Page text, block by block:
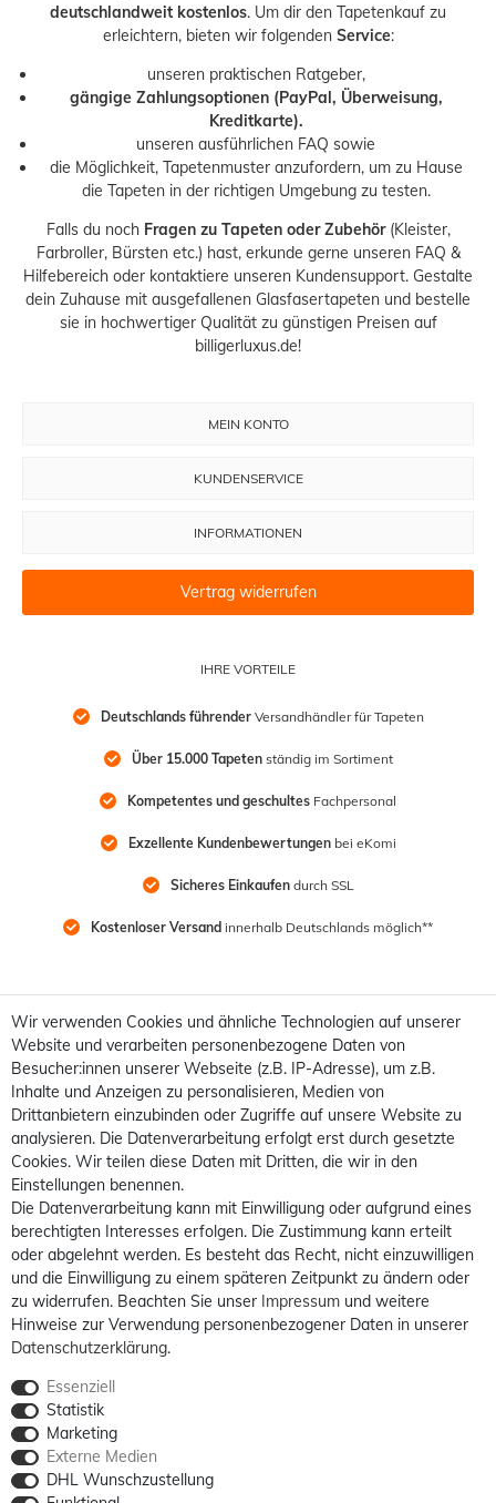
deutschlandweit kostenlos. Um dir den Tapetenkauf zu
erleichtern, bieten wir folgenden Service:
unseren praktischen Ratgeber,
gängige Zahlungsoptionen (PayPal, Überweisung,
Kreditkarte).
unseren ausführlichen FAQ sowie
die Möglichkeit, Tapetenmusteranzufordern, um zu Hause
die Tapeten in der richtigen Umgebung zu testen.
Falls du noch Fragen zu Tapeten oder Zubehör (Kleister,
Farbroller, Bürsten etc.) hast, erkunde gerne unseren FAQ &
Hilfebereich oder kontaktiere unseren Kundensupport. Gestalte
dein Zuhause mit ausgefallenen Glasfasertapeten und bestelle
sie in hochwertiger Qualität zu günstigen Preisen auf
billigerluxus.de!
IHRE VORTEILE
Deutschlands führender Versandhändler für Tapeten
Über 15.000 Tapeten ständig im Sortiment
Kompetentes und geschultes Fachpersonal
Exzellente Kundenbewertungen bei eKomi
Sicheres Einkaufen durch SSL
Kostenloser Versand innerhalb Deutschlands möglich**
MEIN KONTO
KUNDENSERVICE
INFORMATIONEN
Vertrag widerrufen
Wir verwenden Cookies und ähnliche Technologien auf unserer
Website und verarbeiten personenbezogene Daten von
Besucher:innen unserer Webseite (z.B. IP-Adresse), um z.B.
Inhalte und Anzeigen zu personalisieren, Medien von
Drittanbietern einzubinden oder Zugriffe auf unsere Website zu
analysieren. Die Datenverarbeitung erfolgt erst durch gesetzte
Cookies. Wir teilen diese Daten mit Dritten, die wir in den
Einstellungen benennen.
Die Datenverarbeitung kann mit Einwilligung oder aufgrund eines
berechtigten Interesses erfolgen. Die Zustimmung kann erteilt
oder abgelehnt werden. Es besteht das Recht, nicht einzuwilligen
und die Einwilligung zu einem späteren Zeitpunkt zu ändern oder
zu widerrufen. Beachten Sie unser Impressum und weitere
Hinweise zur Verwendung personenbezogener Daten in unserer
Daten­schutz­erklärung.
Essenziell
Statistik
Marketing
Externe Medien
DHL Wunschzustellung